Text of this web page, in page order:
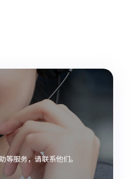
服务，请联系他们。